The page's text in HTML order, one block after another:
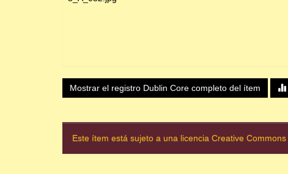
Mostrar el registro Dublin Core completo del ítem
Este ítem está sujeto a una licencia Creative Commons